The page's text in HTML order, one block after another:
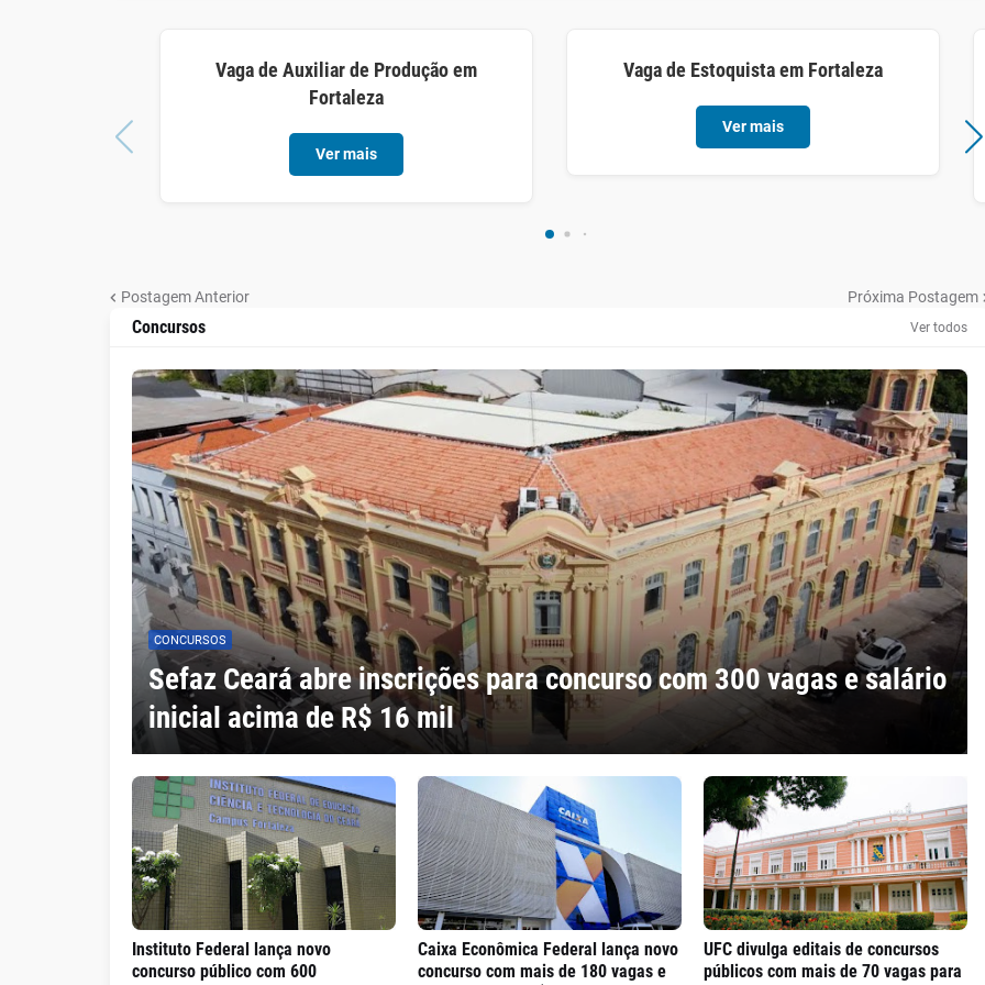
Vaga de Auxiliar de Produção em
Fortaleza
Ver mais
Vaga de Estoquista em Fortaleza
Ver mais
Postagem Anterior Próxima Postagem
Concursos Ver todos
CONCURSOS
Sefaz Ceará abre inscrições para concurso com 300 vagas e salário
inicial acima de R$ 16 mil
Instituto Federal lança novo
concurso público com 600
Caixa Econômica Federal lança novo
concurso com mais de 180 vagas e
UFC divulga editais de concursos
públicos com mais de 70 vagas para